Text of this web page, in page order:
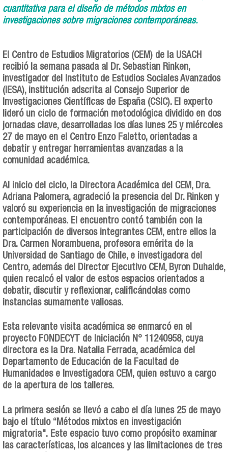
cuantitativa para el diseño de métodos mixtos en
investigaciones sobre migraciones contemporáneas.
El Centro de Estudios Migratorios (CEM) de la USACH
recibió la semana pasada al Dr. Sebastian Rinken,
investigador del Instituto de Estudios Sociales Avanzados
(IESA), institución adscrita al Consejo Superior de
Investigaciones Científicas de España (CSIC). El experto
lideró un ciclo de formación metodológica dividido en dos
jornadas clave, desarrolladas los días lunes 25 y miércoles
27 de mayo en el Centro Enzo Faletto, orientadas a
debatir y entregar herramientas avanzadas a la
comunidad académica.
Al inicio del ciclo, la Directora Académica del CEM, Dra.
Adriana Palomera, agradeció la presencia del Dr. Rinken y
valoró su experiencia en la investigación de migraciones
contemporáneas. El encuentro contó también con la
participación de diversos integrantes CEM, entre ellos la
Dra. Carmen Norambuena, profesora emérita de la
Universidad de Santiago de Chile, e investigadora del
Centro, además del Director Ejecutivo CEM, Byron Duhalde,
quien recalcó el valor de estos espacios orientados a
debatir, discutir y reflexionar, calificándolas como
instancias sumamente valiosas.
Esta relevante visita académica se enmarcó en el
proyecto FONDECYT de Iniciación N° 11240958, cuya
directora es la Dra. Natalia Ferrada, académica del
Departamento de Educación de la Facultad de
Humanidades e Investigadora CEM, quien estuvo a cargo
de la apertura de los talleres.
La primera sesión se llevó a cabo el día lunes 25 de mayo
bajo el título “Métodos mixtos en investigación
migratoria". Este espacio tuvo como propósito examinar
las características, los alcances y las limitaciones de tres